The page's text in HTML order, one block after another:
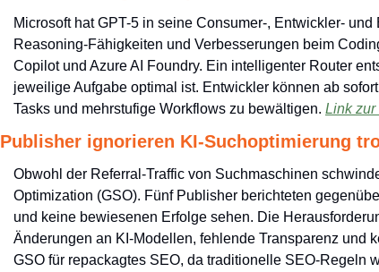
Microsoft hat GPT-5 in seine Consumer-, Entwickler-
Reasoning-Fähigkeiten und Verbesserungen beim
Copilot und Azure AI Foundry. Ein intelligenter Router
jeweilige Aufgabe optimal ist. Entwickler können ab
Tasks und mehrstufige Workflows zu bewältigen. Link zur
Publisher ignorieren KI-Suchoptimierung
Obwohl der Referral-Traffic von Suchmaschinen
Optimization (GSO). Fünf Publisher berichteten
und keine bewiesenen Erfolge sehen. Die
Änderungen an KI-Modellen, fehlende Transparenz und
GSO für repackagtes SEO, da traditionelle SEO-Regeln